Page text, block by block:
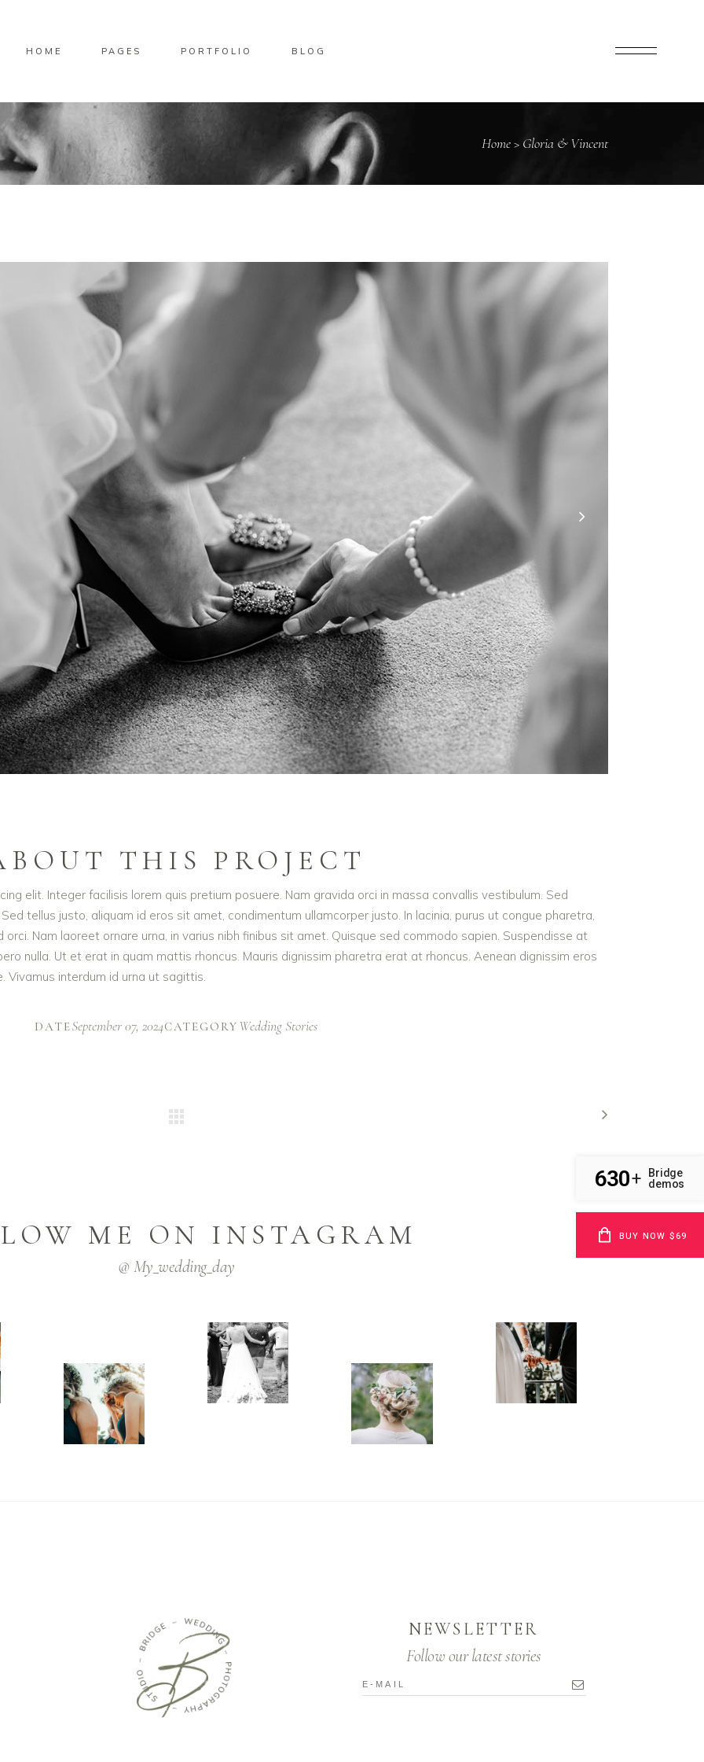
HOME PAGES PORTFOLIO BLOG
Home> Gloria & Vincent
THIS PROJECT
elit. Integer facilisis lorem quis pretium posuere. Nam gravida orci in massa convallis vestibulum. Sed
tellus justo, aliquam id eros sit amet, condimentum ullamcorper justo. In lacinia, purus ut congue pharetra,
Nam laoreet ornare urna, in varius nibh finibus sit amet. Quisque sed commodo sapien. Suspendisse at
nulla. Ut et erat in quam mattis rhoncus. Mauris dignissim pharetra erat at rhoncus. Aenean dignissim eros
interdum id urna ut sagittis.
DATESeptember 07, 2024CATEGORY Wedding Stories
ME ON INSTAGRAM
@ My_wedding_day
NEWSLETTER
Follow our latest stories
630+
Bridge
demos
BUY NOW $69